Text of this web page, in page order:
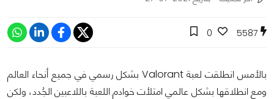
5587
0
بالأمس انطلقت لعبة Valorant بشكل رسمي في جميع أنحاء العالم
ومع انطلاقها بشكل عالمي امتلأت خوادم اللعبة باللاعبين الجُدد، ولكن